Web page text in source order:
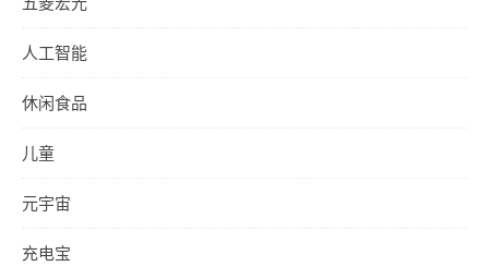
人工智能
休闲食品
儿童
元宇宙
充电宝